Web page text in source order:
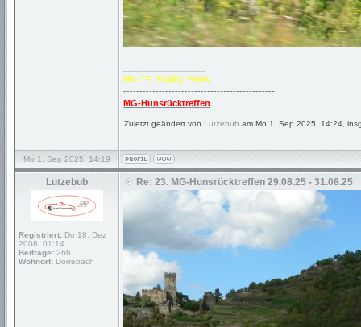
MG TF, Trophy Yellow
-----------------------------------------------
MG-Hunsrücktreffen
Zuletzt geändert von Lutzebub am Mo 1. Sep 2025, 14:24,
Mo 1. Sep 2025, 14:19
Lutzebub
Registriert: Do 18. Dez
2008, 01:14
Beiträge: 266
Wohnort: Dörrebach
Re: 23. MG-Hunsrücktreffen 29.08.25 - 31.08.25